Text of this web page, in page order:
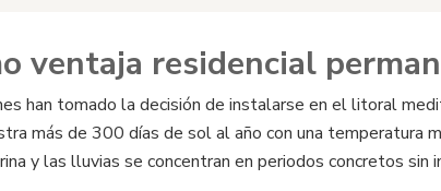
ventaja residencial
han tomado la decisión de instalarse en el litoral
más de 300 días de sol al año con una temperatura
y las lluvias se concentran en periodos concretos sin